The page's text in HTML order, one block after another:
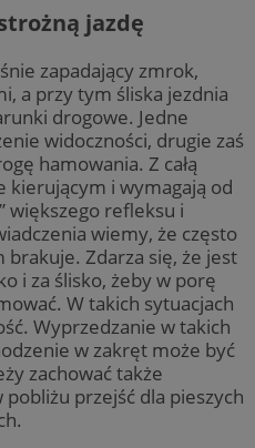
jazdę
zapadający zmrok,
a przy tym śliska jezdnia
drogowe. Jedne
widoczności, drugie zaś
hamowania. Z całą
kierującym i wymagają od
większego refleksu i
wiemy, że często
Zdarza się, że jest
i za ślisko, żeby w porę
W takich sytuacjach
Wyprzedzanie w takich
w zakręt może być
zachować także
przejść dla pieszych